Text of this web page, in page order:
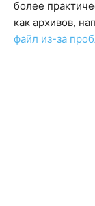
более
как архивов,
файл из-за